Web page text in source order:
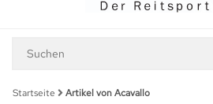
Startseite Artikel von Acavallo